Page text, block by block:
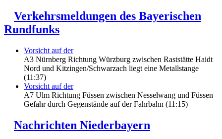
Verkehrsmeldungen des Bayerischen
Rundfunks
Vorsicht auf der
A3 Nürnberg Richtung Würzburg zwischen Raststätte Haidt
Nord und Kitzingen/Schwarzach liegt eine Metallstange
(11:37)
Vorsicht auf der
A7 Ulm Richtung Füssen zwischen Nesselwang und Füssen
Gefahr durch Gegenstände auf der Fahrbahn (11:15)
Nachrichten Niederbayern